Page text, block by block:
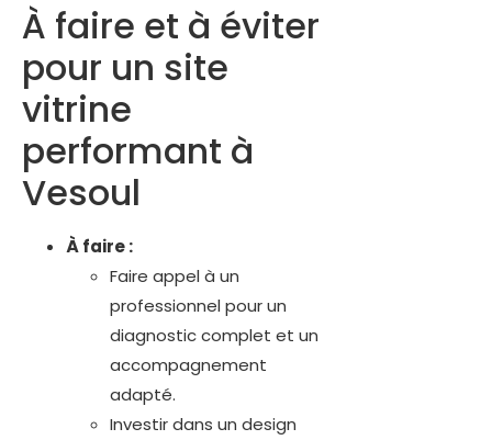
À faire et à éviter
pour un site
vitrine
performant à
Vesoul
À faire :
Faire appel à un
professionnel pour un
diagnostic complet et un
accompagnement
adapté.
Investir dans un design